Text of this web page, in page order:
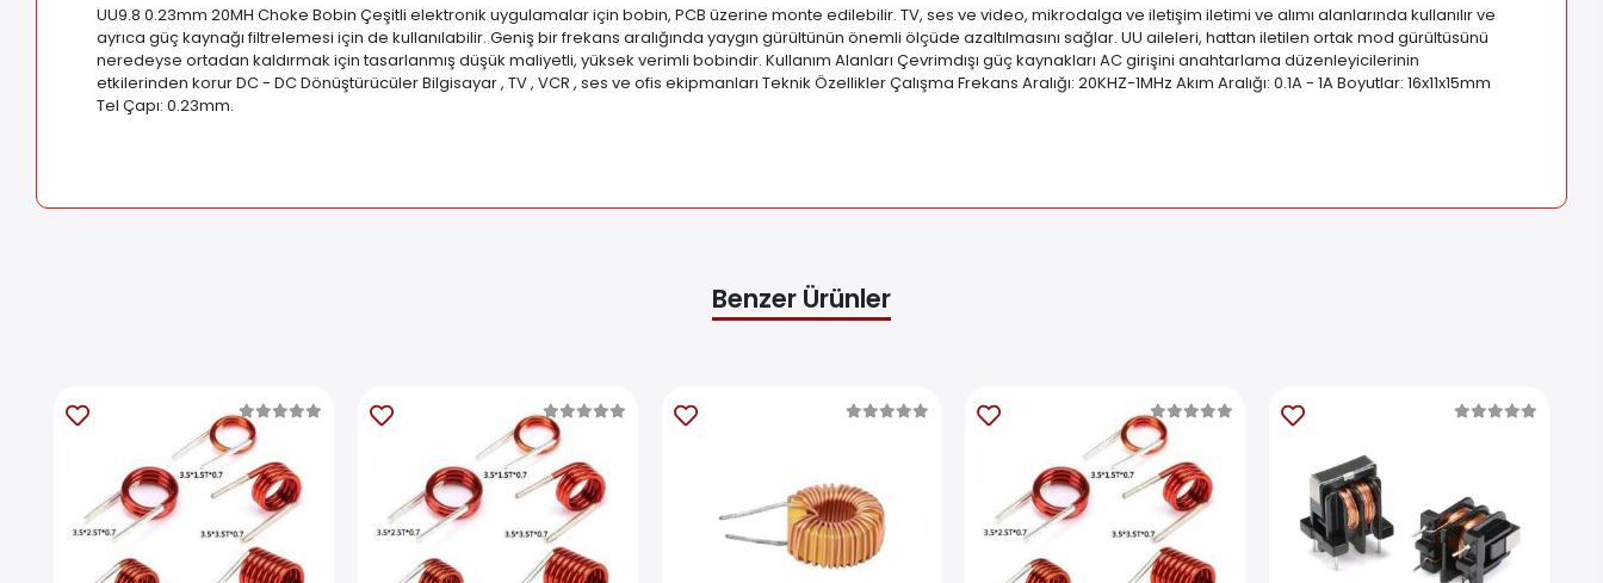
UU9.8 0.23mm 20MH Choke Bobin Çeşitli elektronik uygulamalar için bobin, PCB üzerine monte edilebilir. TV, ses ve video, mikrodalga ve iletişim iletimi ve alımı alanlarında kullanılır ve
ayrıca güç kaynağı filtrelemesi için de kullanılabilir. Geniş bir frekans aralığında yaygın gürültünün önemli ölçüde azaltılmasını sağlar. UU aileleri, hattan iletilen ortak mod gürültüsünü
neredeyse ortadan kaldırmak için tasarlanmış düşük maliyetli, yüksek verimli bobindir. Kullanım Alanları Çevrimdışı güç kaynakları AC girişini anahtarlama düzenleyicilerinin
etkilerinden korur DC - DC Dönüştürücüler Bilgisayar , TV , VCR , ses ve ofis ekipmanları Teknik Özellikler Çalışma Frekans Aralığı: 20KHZ-1MHz Akım Aralığı: 0.1A - 1A Boyutlar: 16x11x15mm
Tel Çapı: 0.23mm.
Benzer Ürünler